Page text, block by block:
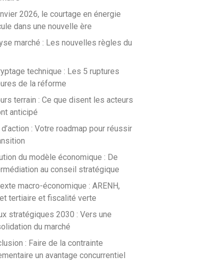
2026, le courtage en énergie
dans une nouvelle ère
marché : Les nouvelles règles du
technique : Les 5 ruptures
de la réforme
terrain : Ce que disent les acteurs
anticipé
d’action : Votre roadmap pour réussir
du modèle économique : De
au conseil stratégique
macro-économique : ARENH,
tertiaire et fiscalité verte
stratégiques 2030 : Vers une
du marché
: Faire de la contrainte
un avantage concurrentiel